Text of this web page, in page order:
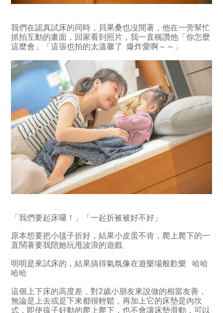
我們在認真試床的同時，貝果桑也沒閒著，他在一旁幫忙
抓拍互動的畫面，回家看到照片，我一直稱讚他「你怎麼
這麼會」「這張也拍的太溫馨了 爆炸愛啊～～」
「我們要起床囉！」「一起折被被好不好」
原本想要把小毯子折好，結果小皮蛋不肯，爬上爬下的一
直鬧著要我陪她玩甩波浪的遊戲
明明是來試床的，結果搞得氣氛像在遊樂場般歡樂 哈哈
哈哈
這個上下床的高度差，對2歲小朋友來說做的相當友善，
無論是上去或是下來都很輕鬆，再加上它的床墊是內坎
式，即使孩子好動的爬上爬下，也不會讓床墊滑動，可以